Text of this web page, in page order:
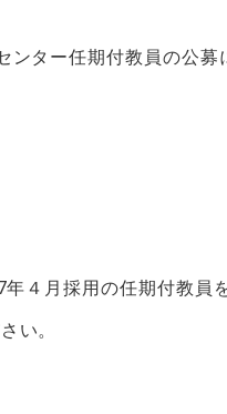
ンター任期付教員の公募
４月採用の任期付教員
い。